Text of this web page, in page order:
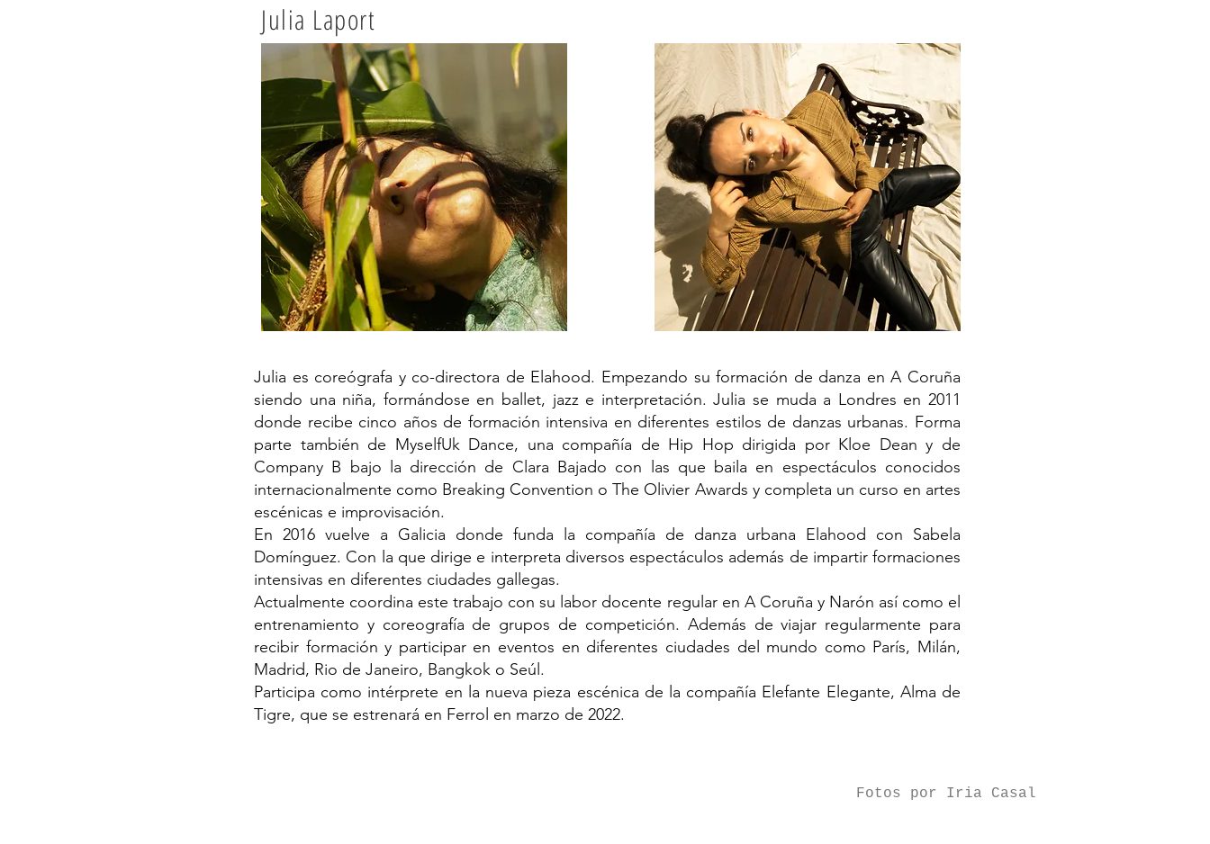
Julia Laport
Julia es coreógrafa y co-directora de Elahood. Empezando su formación de danza en A Coruña
siendo una niña, formándose en ballet, jazz e interpretación. Julia se muda a Londres en 2011
donde recibe cinco años de formación intensiva en diferentes estilos de danzas urbanas. Forma
parte también de MyselfUk Dance, una compañía de Hip Hop dirigida por Kloe Dean y de
Company B bajo la dirección de Clara Bajado con las que baila en espectáculos conocidos
internacionalmente como Breaking Convention o The Olivier Awards y completa un curso en artes
escénicas e improvisación.
En 2016 vuelve a Galicia donde funda la compañía de danza urbana Elahood con Sabela
Domínguez. Con la que dirige e interpreta diversos espectáculos además de impartir formaciones
intensivas en diferentes ciudades gallegas.
Actualmente coordina este trabajo con su labor docente regular en A Coruña y Narón así como el
entrenamiento y coreografía de grupos de competición. Además de viajar regularmente para
recibir formación y participar en eventos en diferentes ciudades del mundo como París, Milán,
Madrid, Rio de Janeiro, Bangkok o Seúl.
Participa como intérprete en la nueva pieza escénica de la compañía Elefante Elegante, Alma de
Tigre, que se estrenará en Ferrol en marzo de 2022.
Fotos por Iria Casal